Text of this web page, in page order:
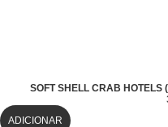
SOFT SHELL CRAB
ADICIONAR